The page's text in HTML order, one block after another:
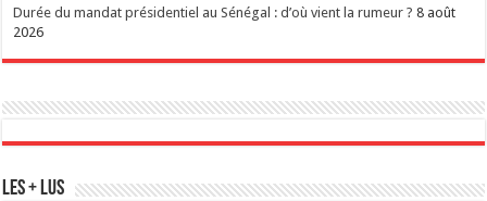
Durée du mandat présidentiel au Sénégal : d’où vient la rumeur ? 8 août
2026
Les + Lus